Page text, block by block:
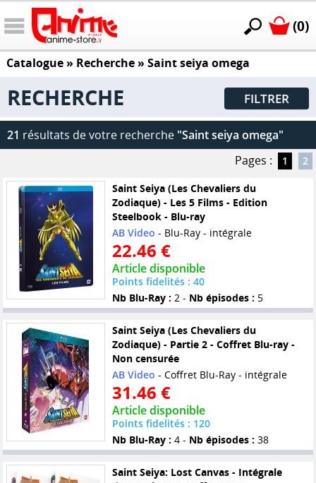
(0)
Catalogue» Recherche » Saint seiya omega
RECHERCHE FILTRER
21 résultats de votre recherche "Saint seiya omega"
Pages :
1 2
Saint Seiya (Les Chevaliers du
Zodiaque) - Les 5 Films - Edition
Steelbook - Blu-ray
AB Video - Blu-Ray - intégrale
22.46 €
Article disponible
Points fidelités : 40
Nb Blu-Ray : 2 - Nb épisodes : 5
Saint Seiya (Les Chevaliers du
Zodiaque) - Partie 2 - Coffret Blu-ray -
Non censurée
AB Video - Coffret Blu-Ray - intégrale
31.46 €
Article disponible
Points fidelités : 120
Nb Blu-Ray : 4 - Nb épisodes : 38
Saint Seiya: Lost Canvas - Intégrale